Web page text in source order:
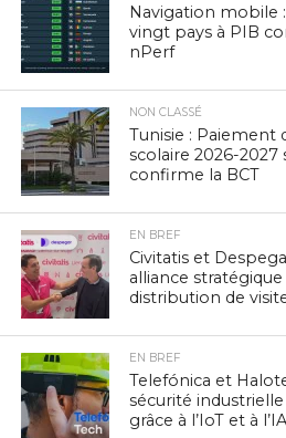
Navigation mobile
vingt pays à PIB
nPerf
NON CLASSÉ
Tunisie : Paiement
scolaire 2026-2027
confirme la BCT
EN BREF
Civitatis et
alliance
distribution de
EN BREF
Telefónica et
sécurité
grâce à l’IoT et à l’IA